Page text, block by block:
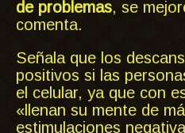
de problemas, se
comenta.
Señala que los
positivos si las
el celular, ya que con
«llenan su mente de
estimulaciones